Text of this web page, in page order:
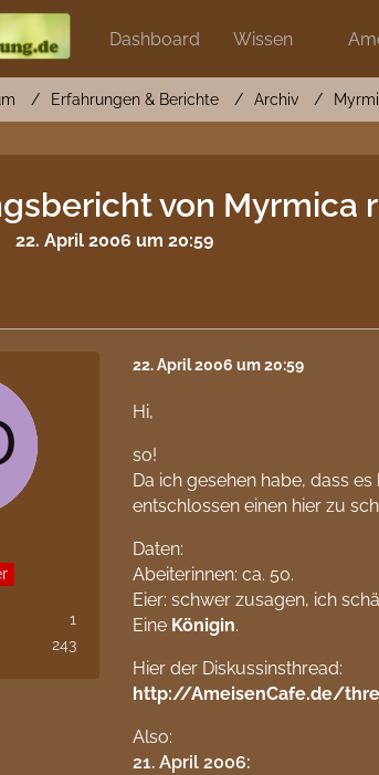
Dashboard Wissen
Erfahrungen & Berichte Archiv
von Myrmica
22. April 2006 um 20:59
1
243
22. April 2006 um 20:59
Hi,
so!
Da ich gesehen habe, dass
entschlossen einen hier zu
Daten:
Abeiterinnen: ca. 50.
Eier: schwer zusagen, ich
Eine Königin.
Hier der Diskussinsthread:
http://AmeisenCafe.de/
Also:
21. April 2006: